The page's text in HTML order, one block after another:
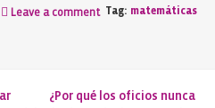
Tag: matemáticas
Leave a comment
¿Por qué los oficios nunca